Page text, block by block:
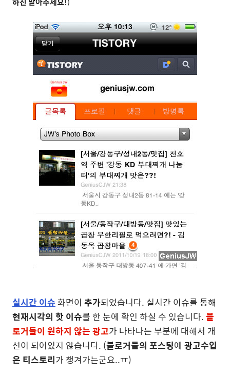
실시간 이슈화면이 추가되었습니다. 실시간 이슈를 통해
현재시각의 핫 이슈를 한 눈에 확인 하실 수 있습니다.블
로거들이 원하지 않는 광고가 나타나는 부분에 대해서 개
선이 되어있지 않습니다. (블로거들의 포스팅에 광고수입
은 티스토리가 챙겨가는군요..ㅠ)